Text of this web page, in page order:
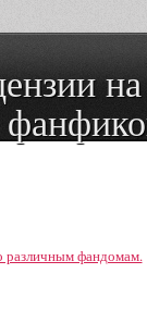
различным фандомам.